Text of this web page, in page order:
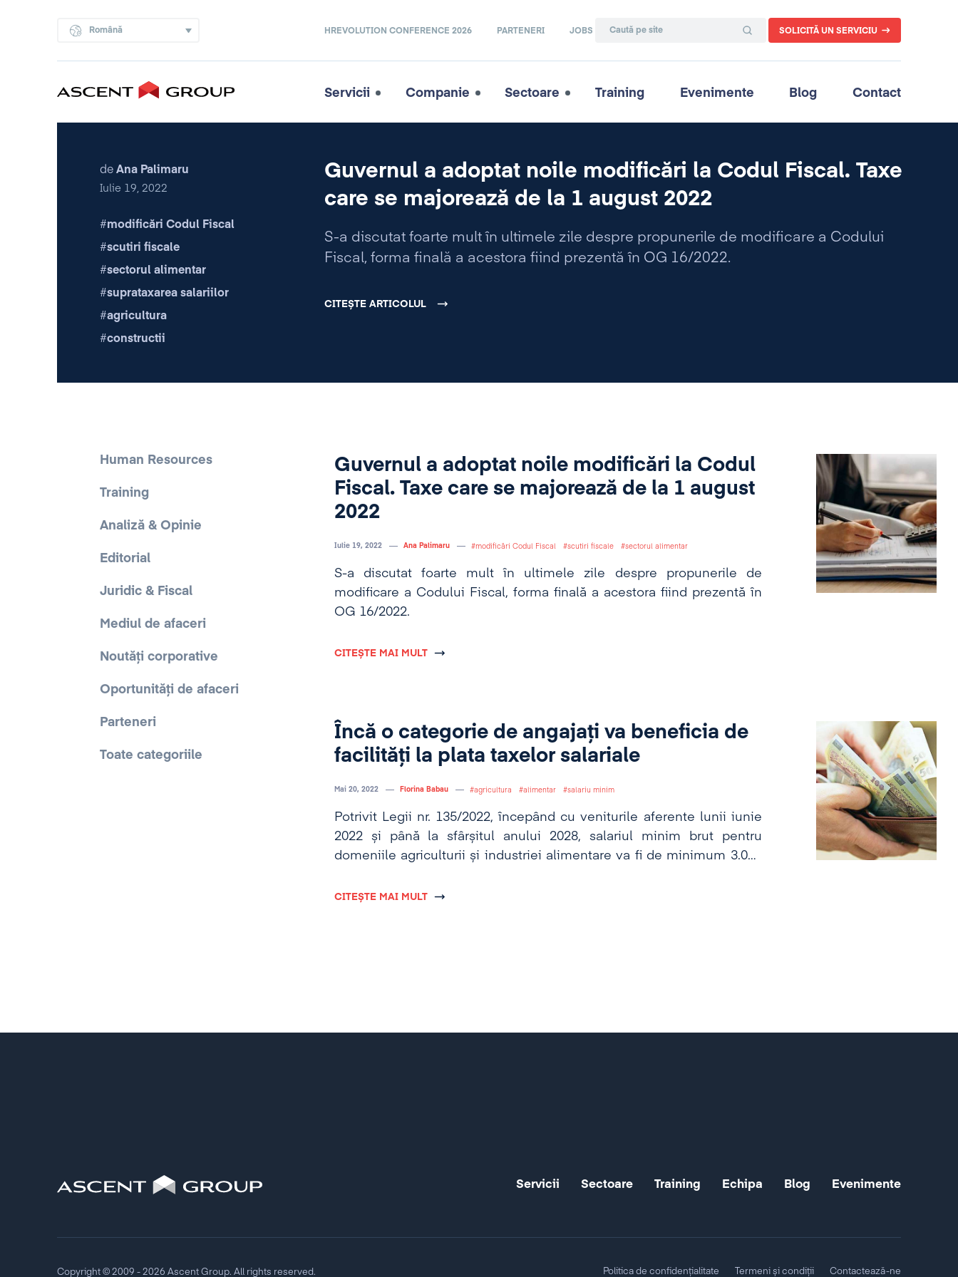
Română HREVOLUTION CONFERENCE 2026 PARTENERI JOBS SOLICITĂ UN SERVICIU
Servicii Companie Sectoare Training Evenimente Blog Contact
de Ana Palimaru
Iulie 19, 2022
modificări Codul Fiscal
scutiri fiscale
sectorul alimentar
suprataxarea salariilor
agricultura
constructii
Guvernul a adoptat noile modificări la Codul Fiscal. Taxe
care se majorează de la 1 august 2022
S-a discutat foarte mult în ultimele zile despre propunerile de modificare a Codului
Fiscal, forma finală a acestora fiind prezentă în OG 16/2022.
CITEȘTE ARTICOLUL
Human Resources
Training
Analiză & Opinie
Editorial
Juridic & Fiscal
Mediul de afaceri
Noutăți corporative
Oportunități de afaceri
Parteneri
Toate categoriile
Guvernul a adoptat noile modificări la Codul
Fiscal. Taxe care se majorează de la 1 august
2022
Iulie 19, 2022 Ana Palimaru modificări Codul Fiscal scutiri fiscale sectorul alimentar
S-a discutat foarte mult în ultimele zile despre propunerile de
modificare a Codului Fiscal, forma finală a acestora fiind prezentă în
OG 16/2022.
CITEȘTE MAI MULT
Încă o categorie de angajați va beneficia de
facilități la plata taxelor salariale
Mai 20, 2022 Florina Babau agricultura alimentar salariu minim
Potrivit Legii nr. 135/2022, începând cu veniturile aferente lunii iunie
2022 și până la sfârșitul anului 2028, salariul minim brut pentru
domeniile agriculturii și industriei alimentare va fi de minimum 3.000
CITEȘTE MAI MULT
Servicii Sectoare Training Echipa Blog Evenimente
Copyright © 2009 - 2026 Ascent Group. All rights reserved. Politica de confidențialitate Termeni și condiții Contactează-ne